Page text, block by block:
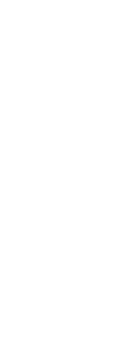
検診を
● 中性
大櫛